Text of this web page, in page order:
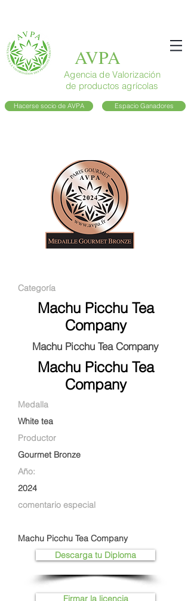
AVPA
Agencia de Valorización
de productos agrícolas
Hacerse socio de AVPA Espacio Ganadores
Categoría
Machu Picchu Tea
Company
Machu Picchu Tea Company
Machu Picchu Tea
Company
Medalla
White tea
Productor
Gourmet Bronze
Año:
2024
comentario especial
Machu Picchu Tea Company
Descarga tu Diploma
Firmar la licencia